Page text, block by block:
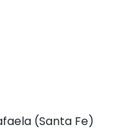
(Santa Fe)